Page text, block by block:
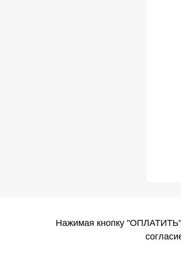
Нажимая кнопку